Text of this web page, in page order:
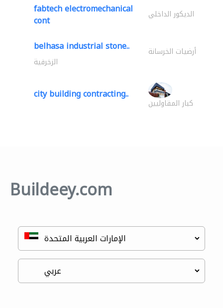
fabtech electromechanical
cont الديكور الداخلي
belhasa industrial stone.. أرضيات الخرسانة
الزخرفية
city building contracting..
كبار المقاوليين
Buildeey.com